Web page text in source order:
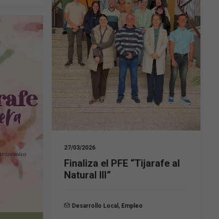
27/03/2026
Finaliza el PFE “Tijarafe al
Natural III”
Desarrollo Local , Empleo